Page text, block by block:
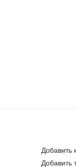
Добавить
Добавить